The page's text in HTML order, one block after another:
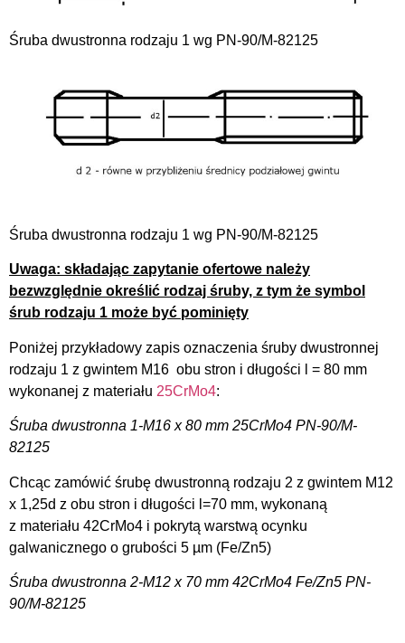
Śruba dwustronna rodzaju 1 wg PN-90/M-82125
Śruba dwustronna rodzaju 1 wg PN-90/M-82125
Uwaga: składając zapytanie ofertowe należy
bezwzględnie określić rodzaj śruby, z tym że symbol
śrub rodzaju 1 może być pominięty
Poniżej przykładowy zapis oznaczenia śruby dwustronnej
rodzaju 1 z gwintem M16 obu stron i długości l = 80 mm
wykonanej z materiału 25CrMo4:
Śruba dwustronna 1-M16 x 80 mm 25CrMo4 PN-90/M-
82125
Chcąc zamówić śrubę dwustronną rodzaju 2 z gwintem M12
x 1,25d z obu stron i długości l=70 mm, wykonaną
z materiału 42CrMo4 i pokrytą warstwą ocynku
galwanicznego o grubości 5 µm (Fe/Zn5)
Śruba dwustronna 2-M12 x 70 mm 42CrMo4 Fe/Zn5 PN-
90/M-82125